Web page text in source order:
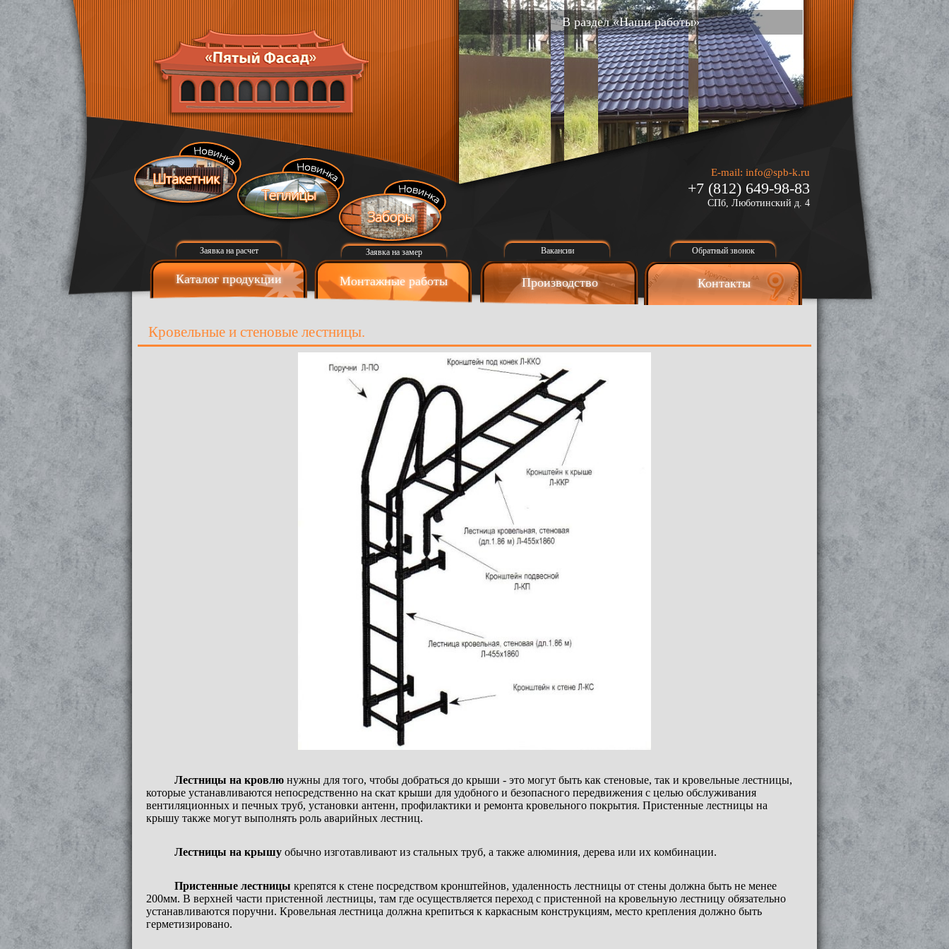
В раздел «Наши работы»
Заявка на расчет Заявка на замер Вакансии Обратный звонок
E-mail: info@spb-k.ru
+7 (812) 649-98-83
СПб, Люботинский д. 4
Каталог продукции Монтажные работы Производство Контакты
Кровельные и стеновые лестницы.
Лестницы на кровлю нужны для того, чтобы добраться до крыши - это могут быть как стеновые, так и кровельные лестницы,
которые устанавливаются непосредственно на скат крыши для удобного и безопасного передвижения с целью обслуживания
вентиляционных и печных труб, установки антенн, профилактики и ремонта кровельного покрытия. Пристенные лестницы на
крышу также могут выполнять роль аварийных лестниц.
Лестницы на крышу обычно изготавливают из стальных труб, а также алюминия, дерева или их комбинации.
Пристенные лестницы крепятся к стене посредством кронштейнов, удаленность лестницы от стены должна быть не менее
200мм. В верхней части пристенной лестницы, там где осуществляется переход с пристенной на кровельную лестницу обязательно
устанавливаются поручни. Кровельная лестница должна крепиться к каркасным конструкциям, место крепления должно быть
герметизировано.